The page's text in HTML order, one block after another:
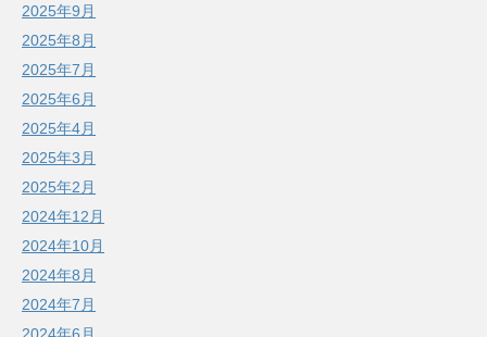
2025年9月
2025年8月
2025年7月
2025年6月
2025年4月
2025年3月
2025年2月
2024年12月
2024年10月
2024年8月
2024年7月